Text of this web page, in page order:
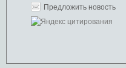
Предложить новость